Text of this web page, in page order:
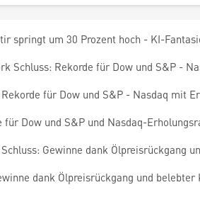
springt um 30 Prozent hoch - KI-
Schluss: Rekorde für Dow und S&P -
für Dow und S&P - Nasdaq mit
für Dow und S&P und Nasdaq-
Gewinne dank Ölpreisrückgang
dank Ölpreisrückgang und belebter